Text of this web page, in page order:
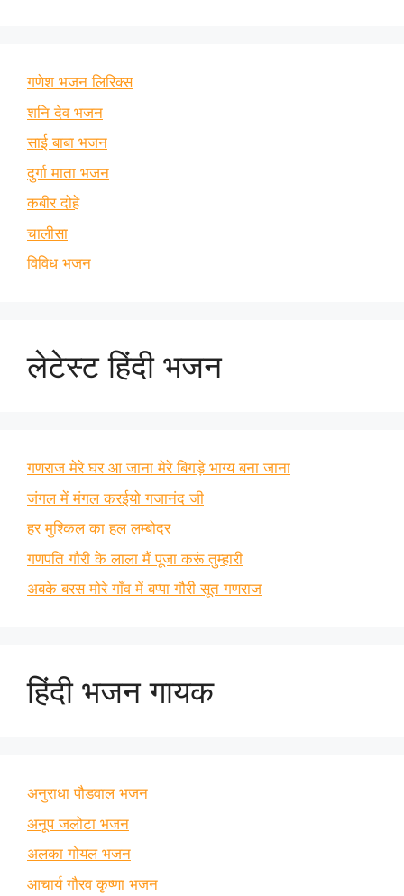
गणेश भजन लिरिक्स
शनि देव भजन
साई बाबा भजन
दुर्गा माता भजन
कबीर दोहे
चालीसा
विविध भजन
लेटेस्ट हिंदी भजन
गणराज मेरे घर आ जाना मेरे बिगड़े भाग्य बना जाना
जंगल में मंगल करईयो गजानंद जी
हर मुश्किल का हल लम्बोदर
गणपति गौरी के लाला मैं पूजा करूं तुम्हारी
अबके बरस मोरे गाँव में बप्पा गौरी सूत गणराज
हिंदी भजन गायक
अनुराधा पौडवाल भजन
अनूप जलोटा भजन
अलका गोयल भजन
आचार्य गौरव कृष्णा भजन